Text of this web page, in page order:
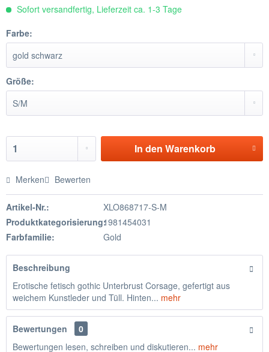
Sofort versandfertig, Lieferzeit ca. 1-3 Tage
Farbe:
Größe:
In den Warenkorb
Merken Bewerten
Artikel-Nr.:
XLO868717-S-M
Produktkategorisierung:1981454031
Farbfamilie:
Gold
Beschreibung
Erotische fetisch gothic Unterbrust Corsage, gefertigt aus
weichem Kunstleder und Tüll. Hinten... mehr
Bewertungen
0
Bewertungen lesen, schreiben und diskutieren... mehr